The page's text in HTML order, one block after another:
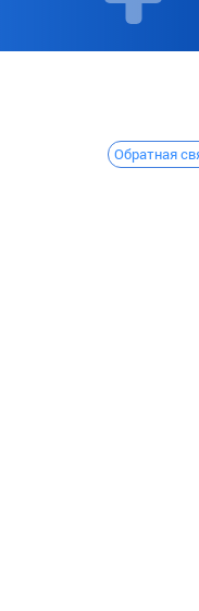
Обратная